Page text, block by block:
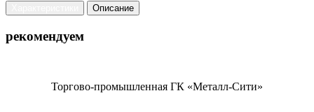
Описание
рекомендуем
Торгово-промышленная ГК «Металл-Сити»